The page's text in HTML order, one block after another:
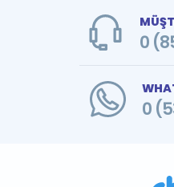
0
0